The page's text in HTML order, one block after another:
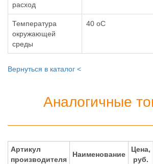
расход
Температура
окружающей
среды
40 oC
Вернуться в каталог <
Аналогичные
Артикул
производителя
Наименование
Цена,
руб.